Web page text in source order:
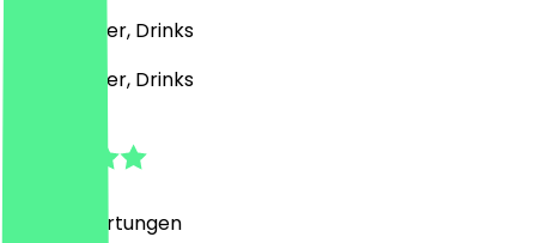
Café, Burger, Drinks
Café, Burger, Drinks
Bewertungen